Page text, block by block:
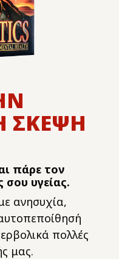
ΣΚΕΨΗ
πάρε τον
σου υγείας.
ανησυχία,
πολλές
μας.